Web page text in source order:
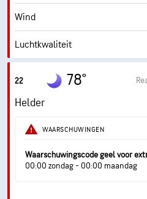
Wolkenplafond
Wind
Luchtkwaliteit
Max. UV-index
Windstoten
Vochtigheid
Dauwpunt
22 78°
Helder
WAARSCHUWINGEN
Waarschuwingscode geel voor
00:00 zondag - 00:00 maandag